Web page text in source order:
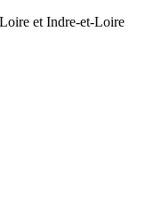
et Indre-et-Loire